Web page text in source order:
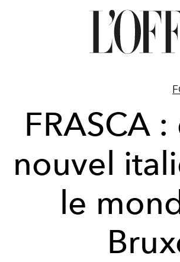
FRASCA
nouvel
le